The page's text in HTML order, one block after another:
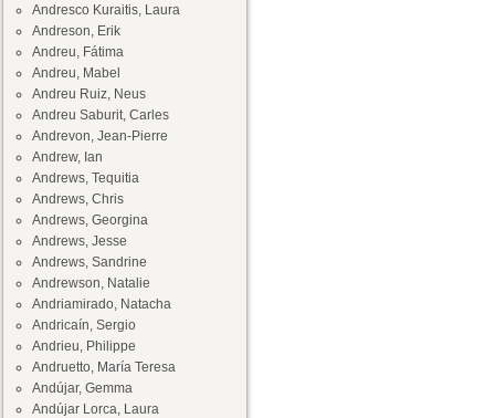
Andresco Kuraitis, Laura
Andreson, Erik
Andreu, Fátima
Andreu, Mabel
Andreu Ruiz, Neus
Andreu Saburit, Carles
Andrevon, Jean-Pierre
Andrew, Ian
Andrews, Tequitia
Andrews, Chris
Andrews, Georgina
Andrews, Jesse
Andrews, Sandrine
Andrewson, Natalie
Andriamirado, Natacha
Andricaín, Sergio
Andrieu, Philippe
Andruetto, María Teresa
Andújar, Gemma
Andújar Lorca, Laura